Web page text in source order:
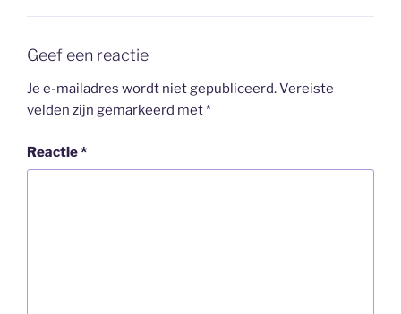
Geef een reactie
Je e-mailadres wordt niet gepubliceerd.Vereiste
velden zijn gemarkeerd met*
Reactie*